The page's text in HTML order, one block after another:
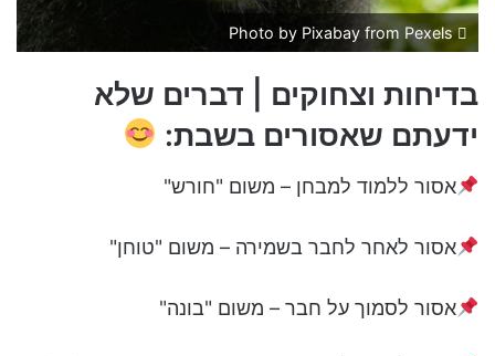
Photo by Pixabay from Pexels
בדיחות וצחוקים | דברים שלא
ידעתם שאסורים בשבת:
אסור ללמוד למבחן – משום "חורש"
אסור לאחר לחבר בשמירה – משום "טוחן"
אסור לסמוך על חבר – משום "בונה"